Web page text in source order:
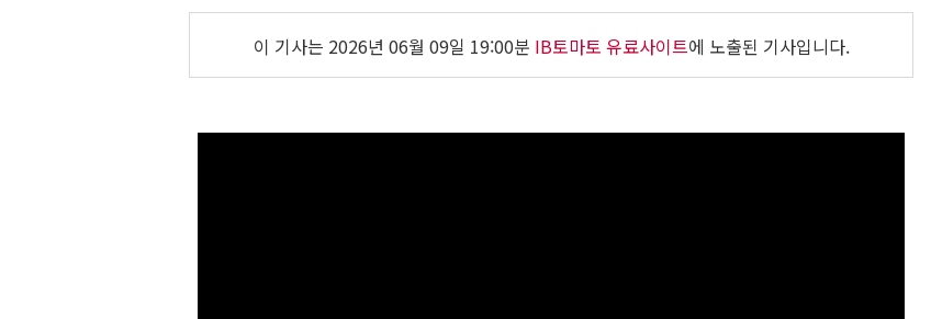
이 기사는 2026년 06월 09일 19:00분 IB토마토 유료사이트에 노출된 기사입니다.